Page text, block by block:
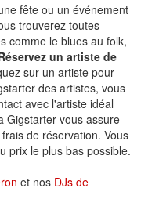
fête ou un événement
trouverez toutes
comme le blues au folk,
un artiste de
sur un artiste pour
des artistes, vous
avec l'artiste idéal
Gigstarter vous assure
de réservation. Vous
prix le plus bas possible.
et nos DJs de